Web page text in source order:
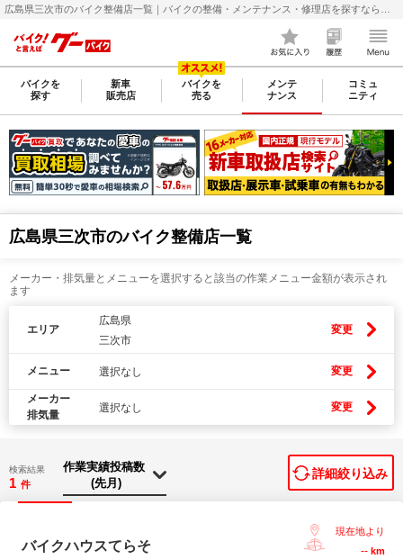
バイクを
探す
新車
販売店
バイクを
売る
メンテ
ナンス
コミュ
ニティ
広島県三次市のバイク整備店一覧
メーカー・排気量とメニューを選択すると該当の作業メニュー金額が表示され
ます
エリア
広島県
三次市
変更
メニュー 選択なし 変更
メーカー
排気量
選択なし 変更
検索結果
1 件
詳細絞り込み
バイクハウスてらそ
現在地より
-- km